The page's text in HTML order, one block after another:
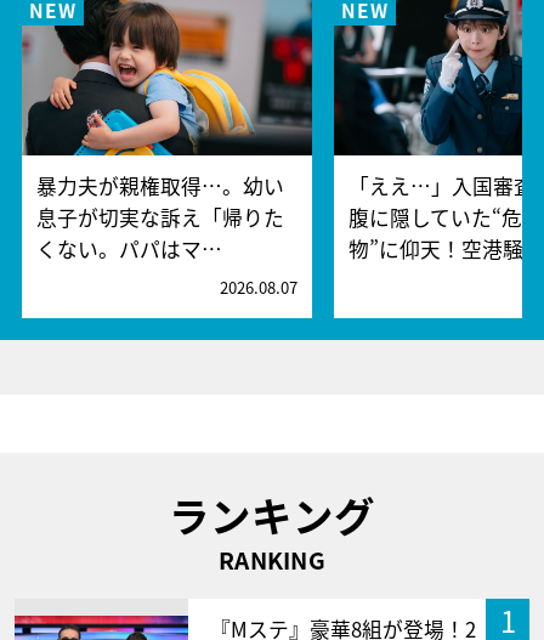
暴力夫が親権取得…。幼い
息子が切実な訴え「帰りた
くない。パパはマ…
2026.08.07
「ええ…」入国審査
腹に隠していた“危
物”に仰天！空港騒
ランキング
RANKING
1
『Mステ』豪華8組が登場！2